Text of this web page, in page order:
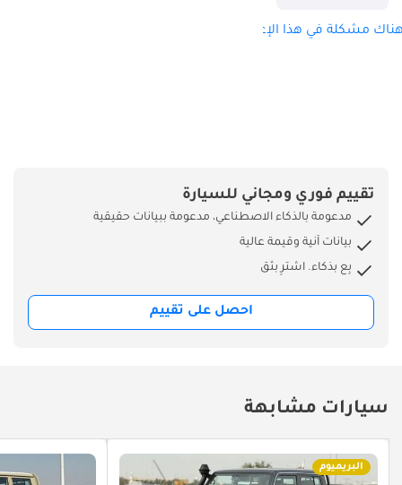
مشكلة في هذا الإعلان؟
تقييم فوري ومجاني للسيارة
مدعومة بالذكاء الاصطناعي، مدعومة ببيانات حقيقية
بيانات آنية وقيمة عالية
بِع بذكاء. اشترِ بثق
احصل على تقييم
سيارات مشابهة
البريميوم